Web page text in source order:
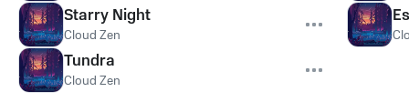
Starry Night
Cloud Zen
Tundra
Cloud Zen